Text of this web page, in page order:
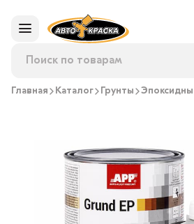
Главная Каталог Грунты